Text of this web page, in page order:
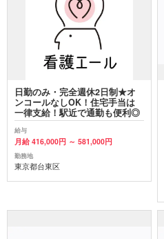
日勤のみ・完全週休2日制★オ
ンコールなしOK！住宅手当は
一律支給！駅近で通勤も便利◎
給与
月給 416,000円 ～ 581,000円
勤務地
東京都台東区